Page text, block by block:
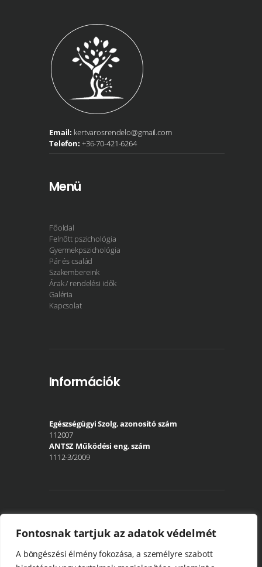
Fontosnak tartjuk az adatok védelmét
A böngészési élmény fokozása, a személyre szabott
Email: kertvarosrendelo@gmail.com
Telefon: +36-70-421-6264
Menü
Főoldal
Felnőtt pszichológia
Gyermekpszichológia
Pár és család
Szakembereink
Árak / rendelési idők
Galéria
Kapcsolat
Információk
Egészségügyi Szolg. azonosító szám
112007
ANTSZ Működési eng. szám
1112-3/2009